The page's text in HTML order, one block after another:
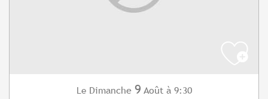
Le Dimanche 9 Août à 9:30